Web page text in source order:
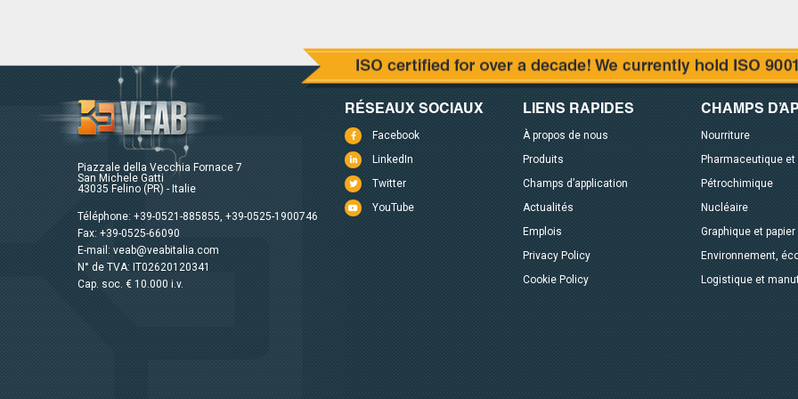
Piazzale della Vecchia Fornace 7
San Michele Gatti
43035 Felino (PR) - Italie
Téléphone: +39-0521-885855, +39-0525-1900746
Fax: +39-0525-66090
E-mail: veab@veabitalia.com
N° de TVA: IT02620120341
Cap. soc. € 10.000 i.v.
RÉSEAUX SOCIAUX
Facebook
LinkedIn
Twitter
YouTube
LIENS RAPIDES
À propos de nous
Produits
Champs d’application
Actualités
Emplois
Privacy Policy
Cookie Policy
CHAMPS
Nourriture
Pharmaceutique
Pétrochimique
Nucléaire
Graphique et
Environnement,
Logistique et